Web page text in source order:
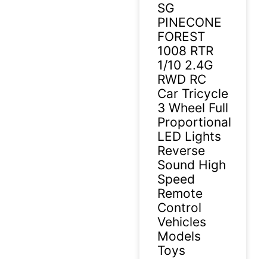
SG
PINECONE
FOREST
1008 RTR
1/10 2.4G
RWD RC
Car Tricycle
3 Wheel Full
Proportional
LED Lights
Reverse
Sound High
Speed
Remote
Control
Vehicles
Models
Toys